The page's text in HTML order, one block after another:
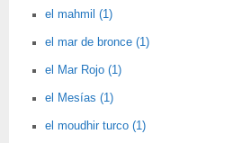
el mahmil (1)
el mar de bronce (1)
el Mar Rojo (1)
el Mesías (1)
el moudhir turco (1)